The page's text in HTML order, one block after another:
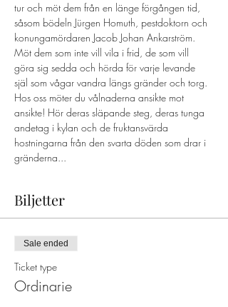
tur och möt dem från en länge förgången tid,
såsom bödeln Jürgen Homuth, pestdoktorn och
konungamördaren Jacob Johan Ankarström.
Möt dem som inte vill vila i frid, de som vill
göra sig sedda och hörda för varje levande
själ som vågar vandra längs gränder och torg.
Hos oss möter du vålnaderna ansikte mot
ansikte! Hör deras släpande steg, deras tunga
andetag i kylan och de fruktansvärda
hostningarna från den svarta döden som drar i
gränderna...
Biljetter
Sale ended
Ticket type
Ordinarie